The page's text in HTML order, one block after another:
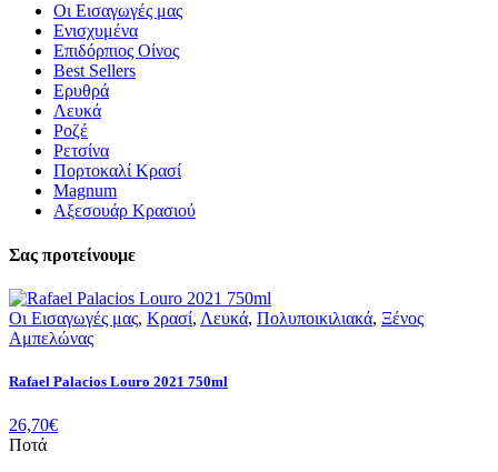
Οι Εισαγωγές μας
Ενισχυμένα
Επιδόρπιος Οίνος
Best Sellers
Ερυθρά
Λευκά
Ροζέ
Ρετσίνα
Πορτοκαλί Κρασί
Magnum
Αξεσουάρ Κρασιού
Σας προτείνουμε
Οι Εισαγωγές μας, Κρασί, Λευκά, Πολυποικιλιακά, Ξένος
Αμπελώνας
Rafael Palacios Louro 2021 750ml
26,70€
Ποτά